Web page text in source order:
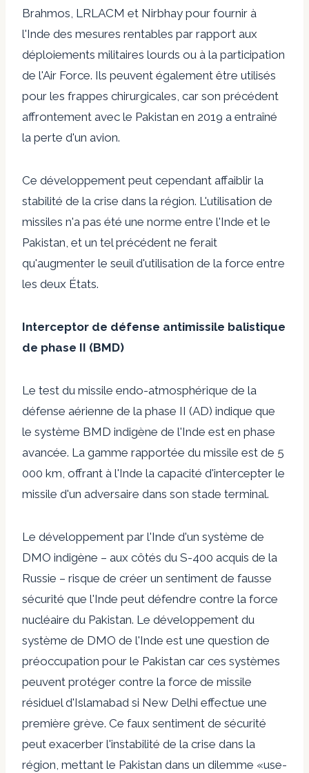
Brahmos, LRLACM et Nirbhay pour fournir à
l'Inde des mesures rentables par rapport aux
déploiements militaires lourds ou à la participation
de l'Air Force. Ils peuvent également être utilisés
pour les frappes chirurgicales, car son précédent
affrontement avec le Pakistan en 2019 a entraîné
la perte d'un avion.
Ce développement peut cependant affaiblir la
stabilité de la crise dans la région. L'utilisation de
missiles n'a pas été une norme entre l'Inde et le
Pakistan, et un tel précédent ne ferait
qu'augmenter le seuil d'utilisation de la force entre
les deux États.
Interceptor de défense antimissile balistique
de phase II (BMD)
Le test du missile endo-atmosphérique de la
défense aérienne de la phase II (AD) indique que
le système BMD indigène de l'Inde est en phase
avancée. La gamme rapportée du missile est de 5
000 km, offrant à l'Inde la capacité d'intercepter le
missile d'un adversaire dans son stade terminal.
Le développement par l'Inde d'un système de
DMO indigène – aux côtés du S-400 acquis de la
Russie – risque de créer un sentiment de fausse
sécurité que l'Inde peut défendre contre la force
nucléaire du Pakistan. Le développement du
système de DMO de l'Inde est une question de
préoccupation pour le Pakistan car ces systèmes
peuvent protéger contre la force de missile
résiduel d'Islamabad si New Delhi effectue une
première grève. Ce faux sentiment de sécurité
peut exacerber l'instabilité de la crise dans la
région, mettant le Pakistan dans un dilemme «use-